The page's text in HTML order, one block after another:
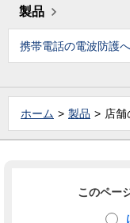
製品
携帯電話の電波防護
ホーム 製品 店舗
このペー